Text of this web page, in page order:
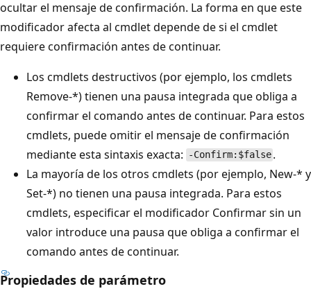
ocultar el mensaje de confirmación. La forma en que este
modificador afecta al cmdlet depende de si el cmdlet
requiere confirmación antes de continuar.
Los cmdlets destructivos (por ejemplo, los cmdlets
Remove-*) tienen una pausa integrada que obliga a
confirmar el comando antes de continuar. Para estos
cmdlets, puede omitir el mensaje de confirmación
mediante esta sintaxis exacta:
-Confirm:$false .
La mayoría de los otros cmdlets (por ejemplo, New-* y
Set-*) no tienen una pausa integrada. Para estos
cmdlets, especificar el modificador Confirmar sin un
valor introduce una pausa que obliga a confirmar el
comando antes de continuar.
Propiedades de parámetro